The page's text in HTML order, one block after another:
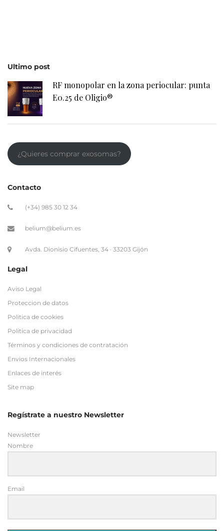
Ultimo post
RF monopolar en la zona periocular: punta
E0.25 de Oligio®
¿Quieres comprar exosomas?
Contacto
(+34) 985 30 12 34
belium@belium.es
Avda. Dionisio Cifuentes, 34 · 33203 Gijón
Legal
Aviso Legal
Proteccion de datos
Politica de cookies
Politica de privacidad
Términos y condiciones de contratación
Envios Internacionales
Enlaces de interés
Site map
Regístrate a nuestro Newsletter
Newsletter
Nombre
Email